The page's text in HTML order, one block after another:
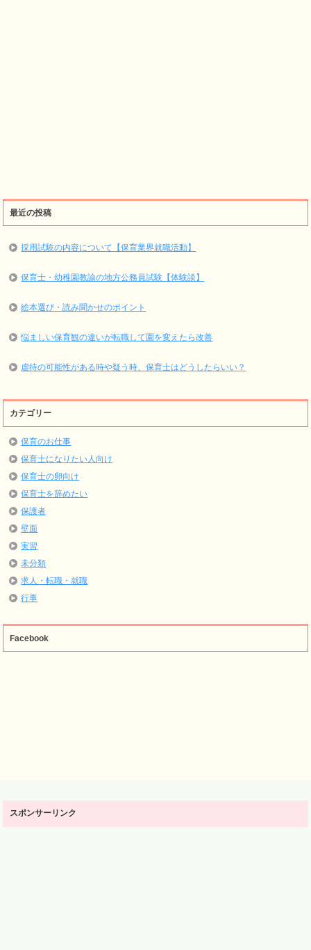
最近の投稿
採用試験の内容について【保育業界就職活動】
保育士・幼稚園教諭の地方公務員試験【体験談】
絵本選び・読み聞かせのポイント
悩ましい保育観の違いが転職して園を変えたら改善
虐待の可能性がある時や疑う時、保育士はどうしたらいい？
カテゴリー
保育のお仕事
保育士になりたい人向け
保育士の卵向け
保育士を辞めたい
保護者
壁面
実習
未分類
求人・転職・就職
行事
Facebook
スポンサーリンク